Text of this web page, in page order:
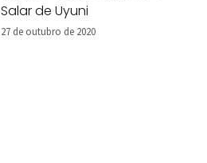
Salar de Uyuni
27 de outubro de 2020